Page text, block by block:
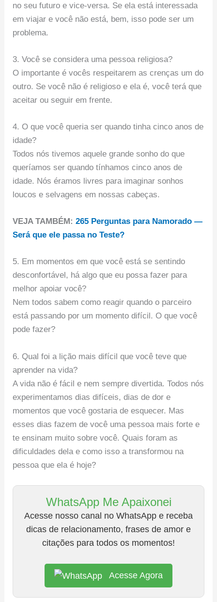
no seu futuro e vice-versa. Se ela está interessada
em viajar e você não está, bem, isso pode ser um
problema.
3. Você se considera uma pessoa religiosa?
O importante é vocês respeitarem as crenças um do
outro. Se você não é religioso e ela é, você terá que
aceitar ou seguir em frente.
4. O que você queria ser quando tinha cinco anos de
idade?
Todos nós tivemos aquele grande sonho do que
queríamos ser quando tínhamos cinco anos de
idade. Nós éramos livres para imaginar sonhos
loucos e selvagens em nossas cabeças.
VEJA TAMBÉM:265 Perguntas para Namorado —
Será que ele passa no Teste?
5. Em momentos em que você está se sentindo
desconfortável, há algo que eu possa fazer para
melhor apoiar você?
Nem todos sabem como reagir quando o parceiro
está passando por um momento difícil. O que você
pode fazer?
6. Qual foi a lição mais difícil que você teve que
aprender na vida?
A vida não é fácil e nem sempre divertida. Todos nós
experimentamos dias difíceis, dias de dor e
momentos que você gostaria de esquecer. Mas
esses dias fazem de você uma pessoa mais forte e
te ensinam muito sobre você. Quais foram as
dificuldades dela e como isso a transformou na
pessoa que ela é hoje?
WhatsApp Me Apaixonei
Acesse nosso canal no WhatsApp e receba
dicas de relacionamento, frases de amor e
citações para todos os momentos!
Acesse Agora